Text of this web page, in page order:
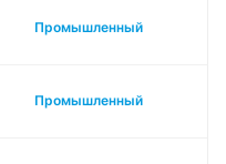
Промышленный
Промышленный